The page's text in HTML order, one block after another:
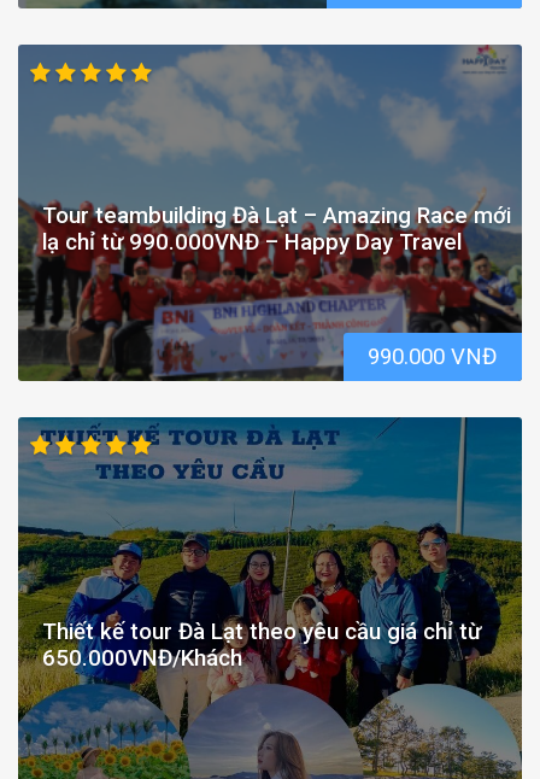
Tour teambuilding Đà Lạt – Amazing Race mới
lạ chỉ từ 990.000VNĐ – Happy Day Travel
990.000 VNĐ
Thiết kế tour Đà Lạt theo yêu cầu giá chỉ từ
650.000VNĐ/Khách